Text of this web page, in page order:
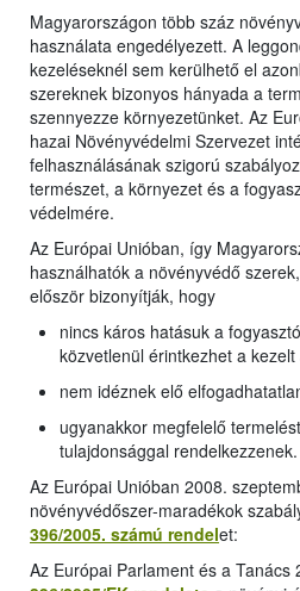
Magyarországon több száz
használata engedélyezett. A
kezeléseknél sem kerülhető el
szereknek bizonyos hányada a
szennyezze környezetünket. Az
hazai Növényvédelmi Szervezet
felhasználásának szigorú
természet, a környezet és a
védelmére.
Az Európai Unióban, így
használhatók a növényvédő
először bizonyítják, hogy
nincs káros hatásuk a
közvetlenül érintkezhet a
nem idéznek elő
ugyanakkor megfelelő
tulajdonsággal rendelkezzenek.
Az Európai Unióban 2008.
növényvédőszer-maradékok
396/2005. számú rendelet:
Az Európai Parlament és a Tanács